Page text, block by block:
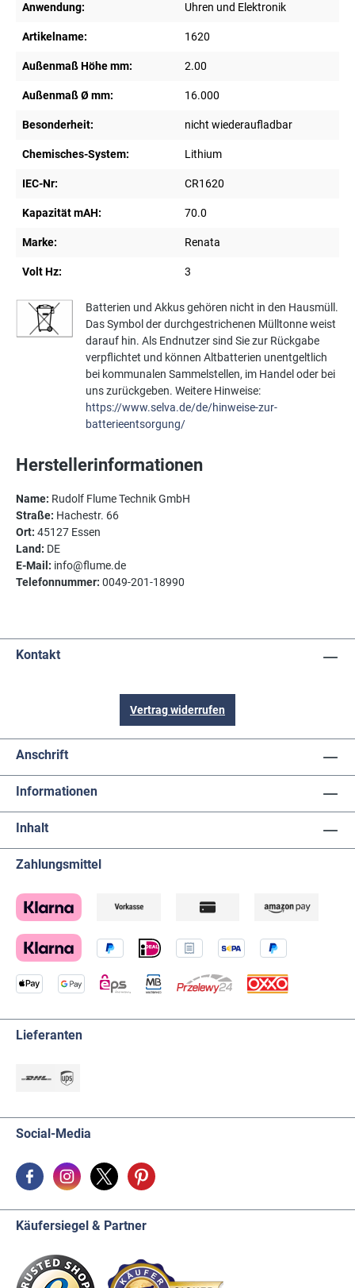
Anwendung: Uhren und Elektronik
Artikelname: 1620
Außenmaß Höhe mm: 2.00
Außenmaß Ø mm: 16.000
Besonderheit: nicht wiederaufladbar
Chemisches-System: Lithium
IEC-Nr: CR1620
Kapazität mAH: 70.0
Marke: Renata
Volt Hz: 3
Batterien und Akkus gehören nicht in den Hausmüll.
Das Symbol der durchgestrichenen Mülltonne weist
darauf hin. Als Endnutzer sind Sie zur Rückgabe
verpflichtet und können Altbatterien unentgeltlich
bei kommunalen Sammelstellen, im Handel oder bei
uns zurückgeben. Weitere Hinweise:
https://www.selva.de/de/hinweise-zur-
batterieentsorgung/
Herstellerinformationen
Name: Rudolf Flume Technik GmbH
Straße: Hachestr. 66
Ort: 45127 Essen
Land: DE
E-Mail: info@flume.de
Telefonnummer: 0049-201-18990
Kontakt
Vertrag widerrufen
Anschrift
Informationen
Inhalt
Zahlungsmittel
Lieferanten
Social-Media
Käufersiegel & Partner